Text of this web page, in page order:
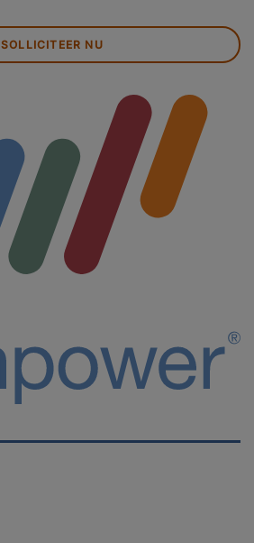
SOLLICITEER NU